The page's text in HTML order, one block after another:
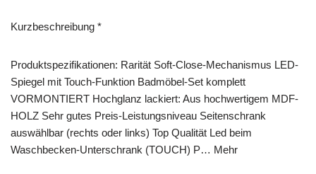
Kurzbeschreibung *
Produktspezifikationen: Rarität Soft-Close-Mechanismus LED-
Spiegel mit Touch-Funktion Badmöbel-Set komplett
VORMONTIERT Hochglanz lackiert: Aus hochwertigem MDF-
HOLZ Sehr gutes Preis-Leistungsniveau Seitenschrank
auswählbar (rechts oder links) Top Qualität Led beim
Waschbecken-Unterschrank (TOUCH) P… Mehr